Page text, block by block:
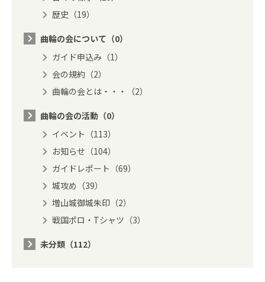
歴史（19）
曲輪の会について（0）
ガイド申込み（1）
会の規約（2）
曲輪の会とは・・・（2）
曲輪の会の活動（0）
イベント（113）
お知らせ（104）
ガイドレポート（69）
城攻め（39）
増山城御城朱印（2）
戦国ポロ・Tシャツ（3）
未分類（112）